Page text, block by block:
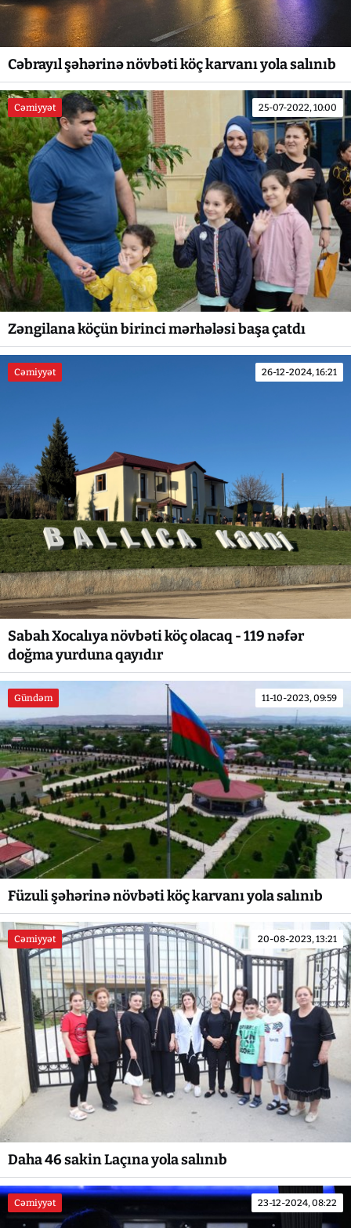
Cəbrayıl şəhərinə növbəti köç karvanı yola salınıb
Cəmiyyət 25-07-2022, 10:00
Zəngilana köçün birinci mərhələsi başa çatdı
Cəmiyyət 26-12-2024, 16:21
Sabah Xocalıya növbəti köç olacaq - 119 nəfər
doğma yurduna qayıdır
Gündəm 11-10-2023, 09:59
Füzuli şəhərinə növbəti köç karvanı yola salınıb
Cəmiyyət 20-08-2023, 13:21
Daha 46 sakin Laçına yola salınıb
Cəmiyyət 23-12-2024, 08:22